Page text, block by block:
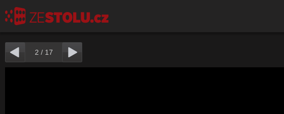
2 / 17